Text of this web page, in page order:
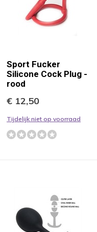
Sport Fucker
Silicone Cock Plug -
rood
€ 12,50
Tijdelijk niet op voorraad